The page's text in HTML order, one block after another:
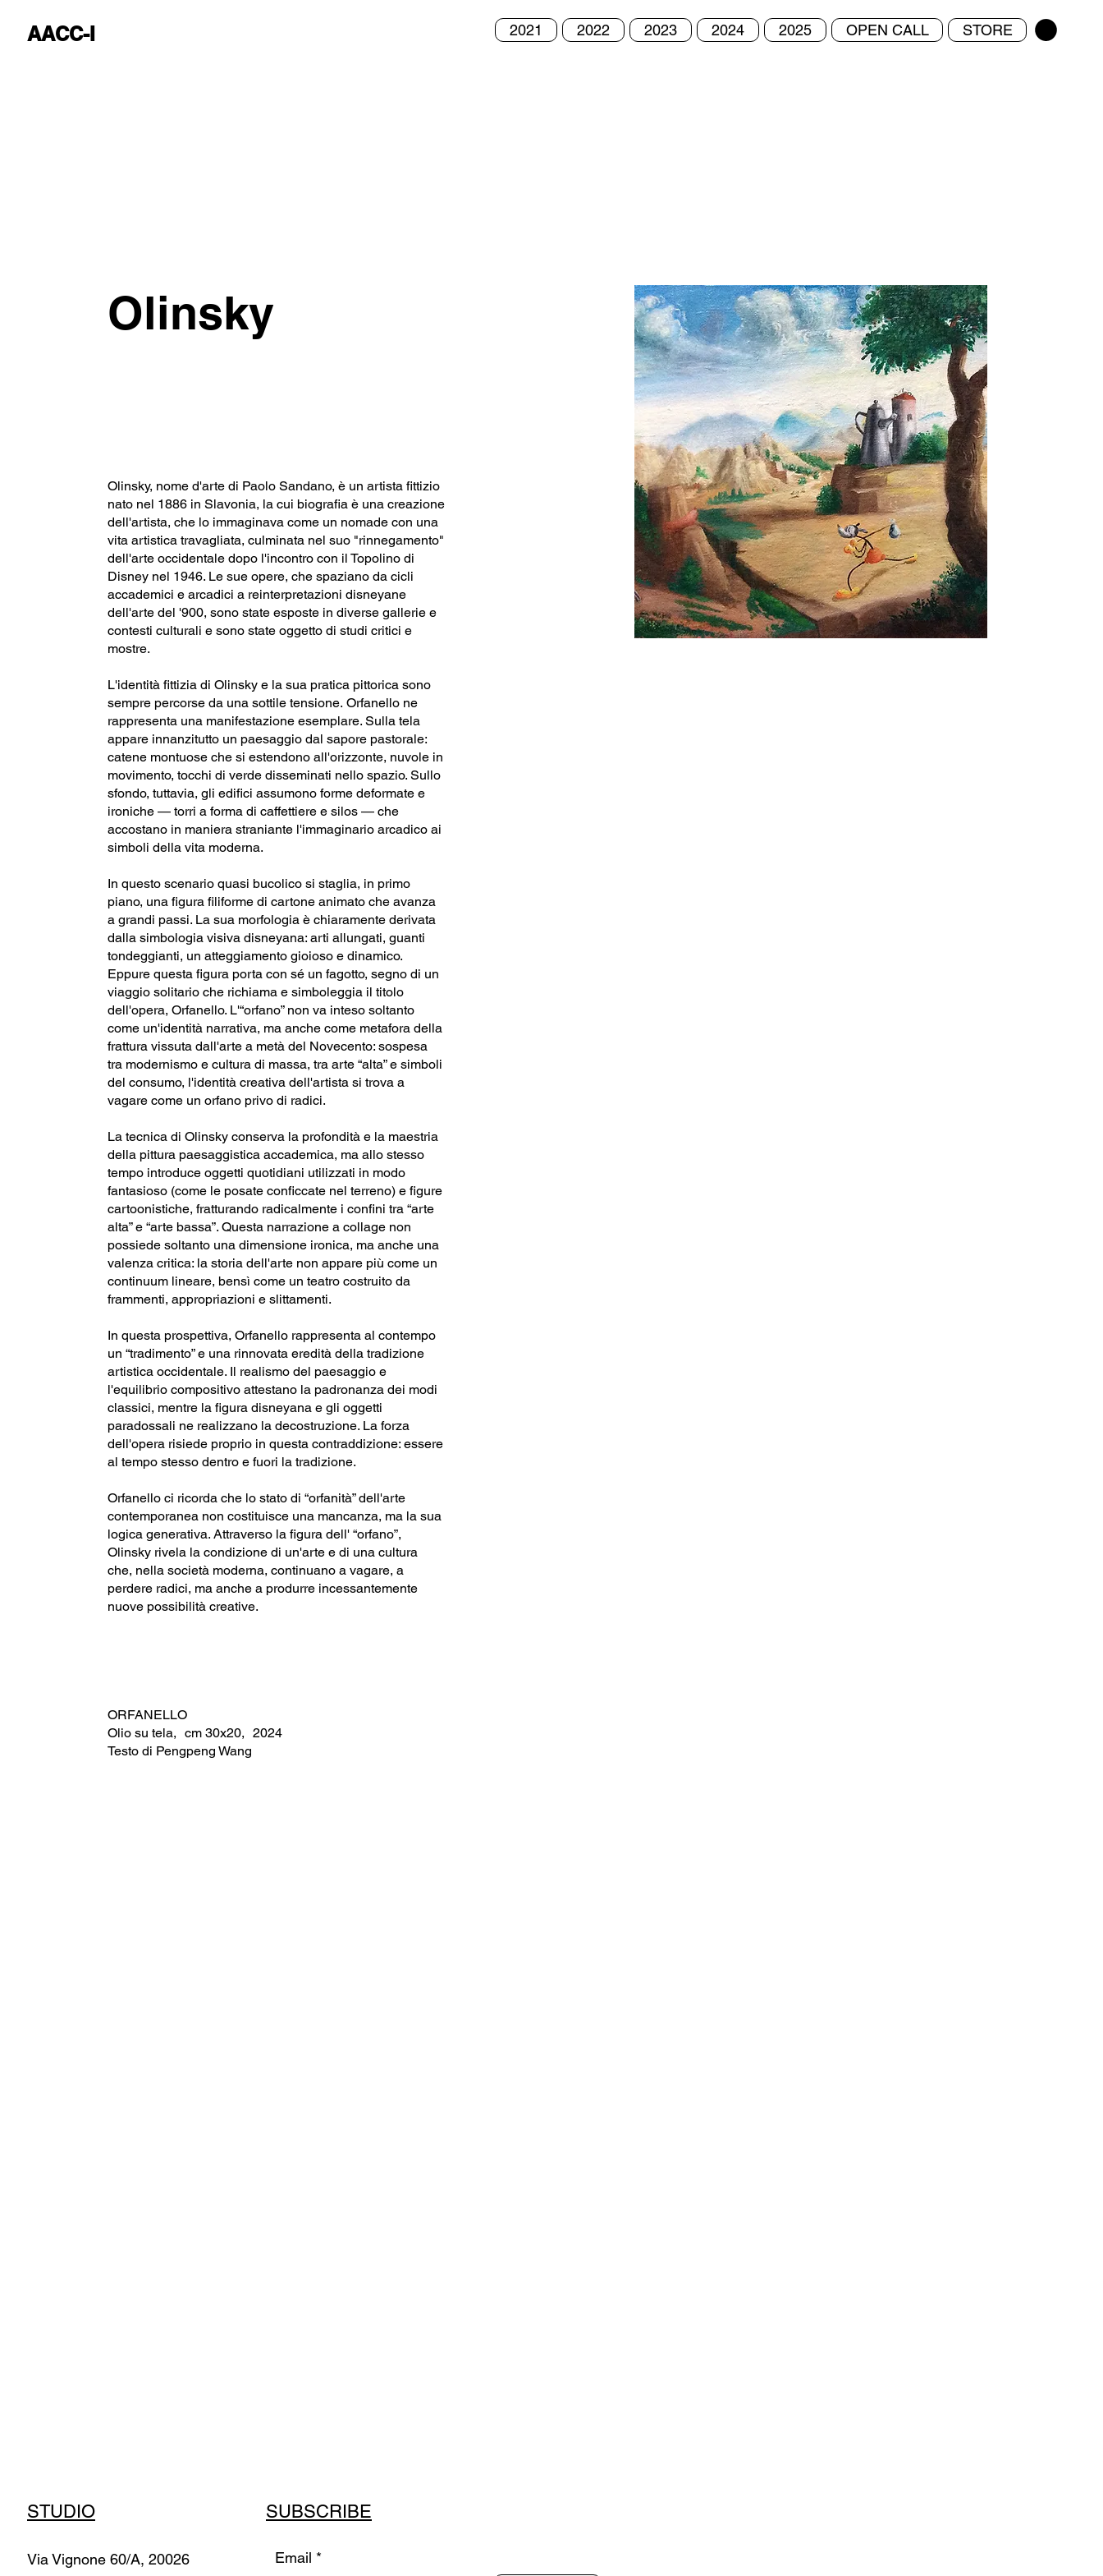
AACC-I 2021 2022 2023 2024 2025 OPEN CALL STORE
Olinsky
Olinsky, nome d'arte di Paolo Sandano, è un artista fittizio
nato nel 1886 in Slavonia, la cui biografia è una creazione
dell'artista, che lo immaginava come un nomade con una
vita artistica travagliata, culminata nel suo "rinnegamento"
dell'arte occidentale dopo l'incontro con il Topolino di
Disney nel 1946. Le sue opere, che spaziano da cicli
accademici e arcadici a reinterpretazioni disneyane
dell'arte del '900, sono state esposte in diverse gallerie e
contesti culturali e sono state oggetto di studi critici e
mostre.
L'identità fittizia di Olinsky e la sua pratica pittorica sono
sempre percorse da una sottile tensione. Orfanello ne
rappresenta una manifestazione esemplare. Sulla tela
appare innanzitutto un paesaggio dal sapore pastorale:
catene montuose che si estendono all'orizzonte, nuvole in
movimento, tocchi di verde disseminati nello spazio. Sullo
sfondo, tuttavia, gli edifici assumono forme deformate e
ironiche — torri a forma di caffettiere e silos — che
accostano in maniera straniante l'immaginario arcadico ai
simboli della vita moderna.
In questo scenario quasi bucolico si staglia, in primo
piano, una figura filiforme di cartone animato che avanza
a grandi passi. La sua morfologia è chiaramente derivata
dalla simbologia visiva disneyana: arti allungati, guanti
tondeggianti, un atteggiamento gioioso e dinamico.
Eppure questa figura porta con sé un fagotto, segno di un
viaggio solitario che richiama e simboleggia il titolo
dell'opera, Orfanello. L'“orfano” non va inteso soltanto
come un'identità narrativa, ma anche come metafora della
frattura vissuta dall'arte a metà del Novecento: sospesa
tra modernismo e cultura di massa, tra arte “alta” e simboli
del consumo, l'identità creativa dell'artista si trova a
vagare come un orfano privo di radici.
La tecnica di Olinsky conserva la profondità e la maestria
della pittura paesaggistica accademica, ma allo stesso
tempo introduce oggetti quotidiani utilizzati in modo
fantasioso (come le posate conficcate nel terreno) e figure
cartoonistiche, fratturando radicalmente i confini tra “arte
alta” e “arte bassa”. Questa narrazione a collage non
possiede soltanto una dimensione ironica, ma anche una
valenza critica: la storia dell'arte non appare più come un
continuum lineare, bensì come un teatro costruito da
frammenti, appropriazioni e slittamenti.
In questa prospettiva, Orfanello rappresenta al contempo
un “tradimento” e una rinnovata eredità della tradizione
artistica occidentale. Il realismo del paesaggio e
l'equilibrio compositivo attestano la padronanza dei modi
classici, mentre la figura disneyana e gli oggetti
paradossali ne realizzano la decostruzione. La forza
dell'opera risiede proprio in questa contraddizione: essere
al tempo stesso dentro e fuori la tradizione.
Orfanello ci ricorda che lo stato di “orfanità” dell'arte
contemporanea non costituisce una mancanza, ma la sua
logica generativa. Attraverso la figura dell' “orfano”,
Olinsky rivela la condizione di un'arte e di una cultura
che, nella società moderna, continuano a vagare, a
perdere radici, ma anche a produrre incessantemente
nuove possibilità creative.
ORFANELLO
Olio su tela, cm 30x20, 2024
Testo di Pengpeng Wang
STUDIO
Via Vignone 60/A, 20026
SUBSCRIBE
Email